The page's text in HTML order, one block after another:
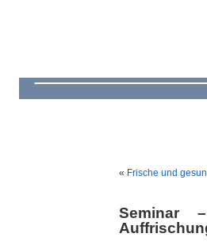
« Frische und
Seminar